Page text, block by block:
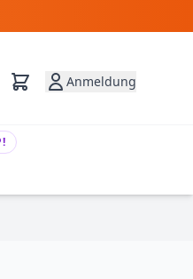
Anmeldung